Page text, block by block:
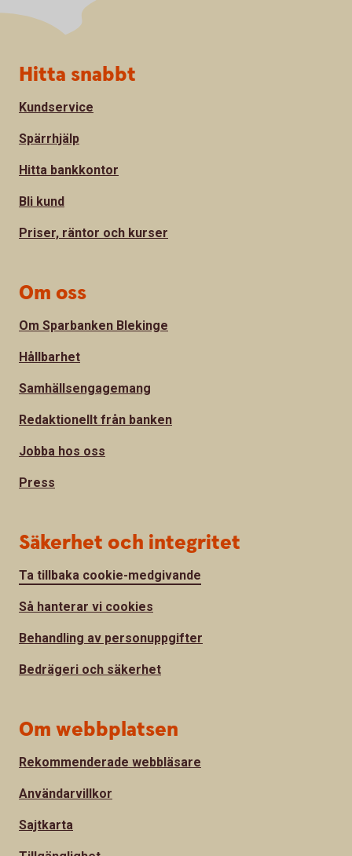
Sidfot
Hitta snabbt
Kundservice
Spärrhjälp
Hitta bankkontor
Bli kund
Priser, räntor och kurser
Om oss
Om Sparbanken Blekinge
Hållbarhet
Samhällsengagemang
Redaktionellt från banken
Jobba hos oss
Press
Säkerhet och integritet
Ta tillbaka cookie-medgivande
Så hanterar vi cookies
Behandling av personuppgifter
Bedrägeri och säkerhet
Om webbplatsen
Rekommenderade webbläsare
Användarvillkor
Sajtkarta